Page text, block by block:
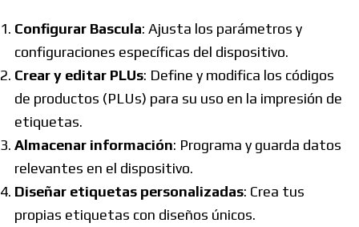
Configurar Bascula: Ajusta los parámetros y
configuraciones específicas del dispositivo.
Crear y editar PLUs: Define y modifica los códigos
de productos (PLUs) para su uso en la impresión de
etiquetas.
Almacenar información: Programa y guarda datos
relevantes en el dispositivo.
Diseñar etiquetas personalizadas: Crea tus
propias etiquetas con diseños únicos.